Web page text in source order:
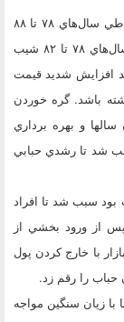
بررسي روند اين نماگر نشان مي‌دهد كه بورس تهران طي سال‌هاي ۷۸ تا ۸۸
روندي افزايشي داشته است، در اين بين شاخص در سال‌هاي ۷۸ تا ۸۲ شيب
بورس تهران شاهد افزايش شديد قيمت
باشد. گره خوردن
و بهره برداري
شد تا رشدي حبابي
بود سبب شد تا افراد
از ورود بخشي از
با خارج كردن پول
را رقم زد.
با زيان سنگين مواجه